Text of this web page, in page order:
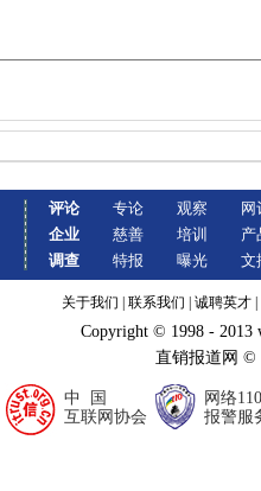
评论
企业
调查
专论
慈善
特报
观察
培训
曝光
网
产
文
关于我们 联系我们 诚聘英才
Copyright © 1998 - 2013
直销报道网
中 国
互联网协会
网络110
报警服